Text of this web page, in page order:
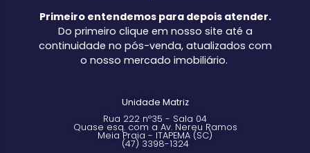
Primeiro entendemos para depois atender.
Do primeiro clique em nosso site até a
continuidade no pós-venda, atualizados com
o nosso mercado imobiliário.
Unidade Matriz
Rua 222 nº35 - Sala 04
Quase esq. com a Av. Nereu Ramos
Meia Praia - ITAPEMA (SC)
(47) 3398-1324